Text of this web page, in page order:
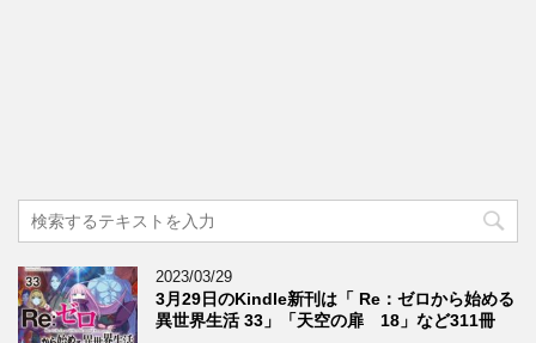
2023/03/29
3月29日のKindle新刊は「 Re：ゼロから始める
異世界生活 33」「天空の扉 18」など311冊